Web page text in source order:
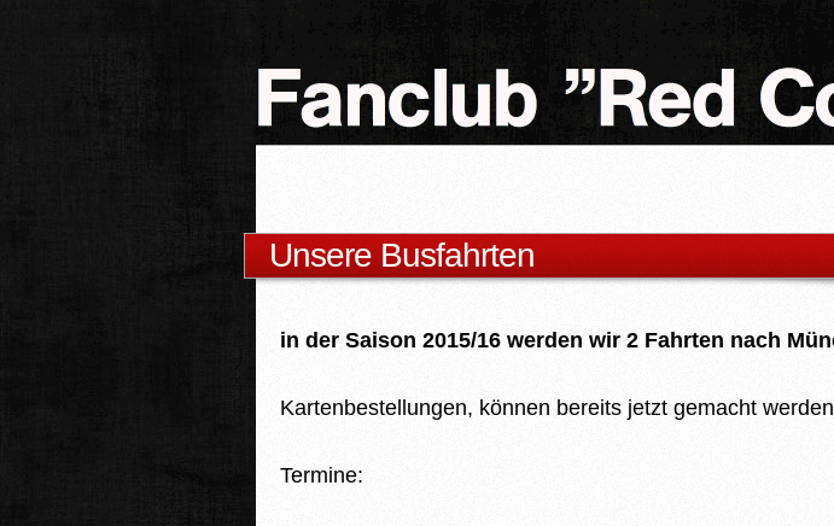
Unsere Busfahrten
in der Saison 2015/16 werden wir 2 Fahrten nach
Kartenbestellungen, können bereits jetzt gemacht
Termine: